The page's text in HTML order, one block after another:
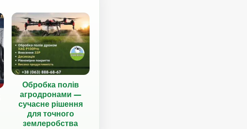
Обробка полів
агродронами —
сучасне рішення
для точного
землеробства